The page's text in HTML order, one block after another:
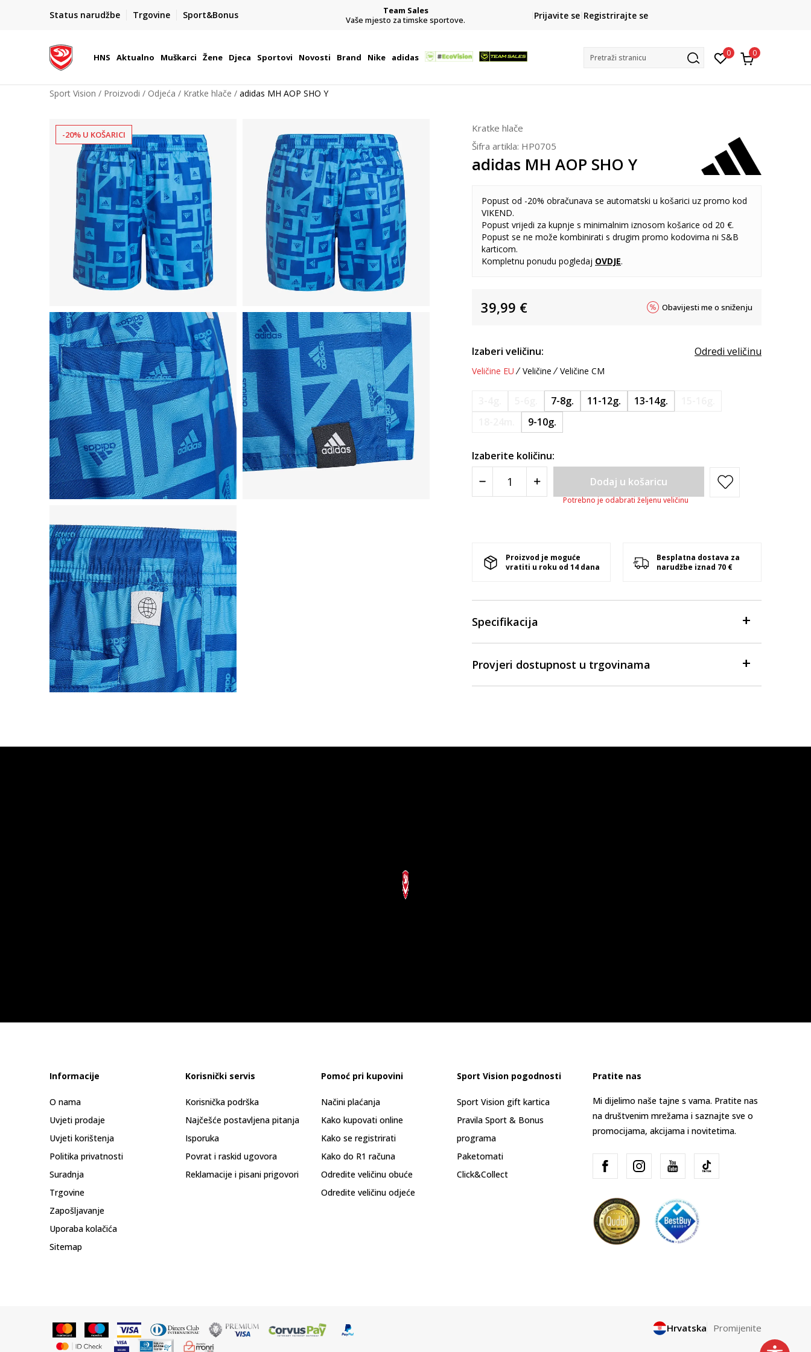
Status narudžbe Trgovine Sport&Bonus
BOX NOW
Dostava 1,50 €
| Više od 800 paketomata u Hrvatskoj
Team Sales
Vaše mjesto za timske sportove.
CLICK& COLLECT
besplatno preuzimanje u trgovini
Prijavite se Registrirajte se
HNS Aktualno Muškarci Žene Djeca Sportovi Novosti Brand Nike adidas Pretraži stranicu 0 0
Sport Vision Proizvodi Odjeća Kratke hlače adidas MH AOP SHO Y
-20% U KOŠARICI
Kratke hlače
Šifra artikla: HP0705
adidas MH AOP SHO Y
Popust od -20% obračunava se automatski u košarici uz promo kod
VIKEND.
Popust vrijedi za kupnje s minimalnim iznosom košarice od 20 €.
Popust se ne može kombinirati s drugim promo kodovima ni S&B
karticom.
Kompletnu ponudu pogledaj OVDJE.
39,99 € Obavijesti me o sniženju
Izaberi veličinu: Odredi veličinu
Veličine EU Veličine Veličine CM
7-8g. 11-12g. 13-14g.
9-10g.
Izaberite količinu:
Dodaj u košaricu
Potrebno je odabrati željenu veličinu
Proizvod je moguće
vratiti u roku od 14 dana
Besplatna dostava za
narudžbe iznad 70 €
Specifikacija
Provjeri dostupnost u trgovinama
Informacije
O nama
Uvjeti prodaje
Uvjeti korištenja
Politika privatnosti
Suradnja
Trgovine
Zapošljavanje
Uporaba kolačića
Sitemap
Korisnički servis
Korisnička podrška
Najčešće postavljena pitanja
Isporuka
Povrat i raskid ugovora
Reklamacije i pisani prigovori
Pomoć pri kupovini
Načini plaćanja
Kako kupovati online
Kako se registrirati
Kako do R1 računa
Odredite veličinu obuće
Odredite veličinu odjeće
Sport Vision pogodnosti
Sport Vision gift kartica
Pravila Sport & Bonus
programa
Paketomati
Click&Collect
Pratite nas
Mi dijelimo naše tajne s vama. Pratite nas
na društvenim mrežama i saznajte sve o
promocijama, akcijama i novitetima.
Hrvatska Promijenite